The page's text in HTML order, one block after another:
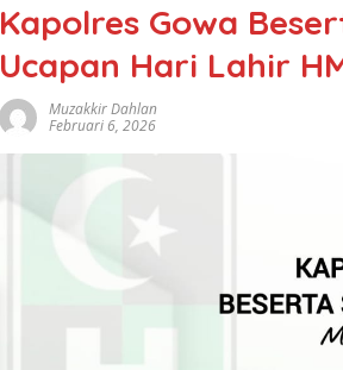
Kapolres Gowa
Ucapan Hari Lahir
Muzakkir Dahlan
Februari 6, 2026